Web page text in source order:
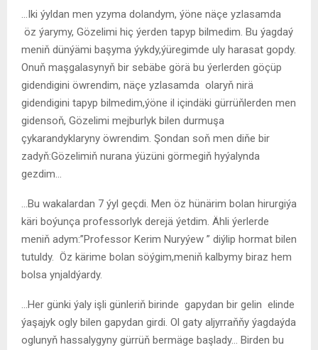
…Iki ýyldan men yzyma dolandym, ýöne näçe yzlasamda
öz ýarymy, Gözelimi hiç ýerden tapyp bilmedim. Bu ýagdaý
meniň dünýämi başyma ýykdy,ýüregimde uly harasat gopdy.
Onuň maşgalasynyň bir sebäbe görä bu ýerlerden göçüp
gidendigini öwrendim, näçe yzlasamda olaryň nirä
gidendigini tapyp bilmedim,ýöne il içindäki gürrüňlerden men
gidensoň, Gözelimi mejburlyk bilen durmuşa
çykarandyklaryny öwrendim. Şondan soň men diňe bir
zadyň:Gözelimiň nurana ýüzüni görmegiň hyýalynda
gezdim…
…Bu wakalardan 7 ýyl geçdi. Men öz hünärim bolan hirurgiýa
käri boýunça professorlyk derejä ýetdim. Ähli ýerlerde
meniň adym:”Professor Kerim Nuryýew ” diýlip hormat bilen
tutuldy. Öz kärime bolan söýgim,meniň kalbymy biraz hem
bolsa ynjaldýardy.
…Her günki ýaly işli günleriň birinde gapydan bir gelin elinde
ýaşajyk ogly bilen gapydan girdi. Ol gaty aljyrraňňy ýagdaýda
oglunyň hassalygyny gürrüň bermäge başlady… Birden bu